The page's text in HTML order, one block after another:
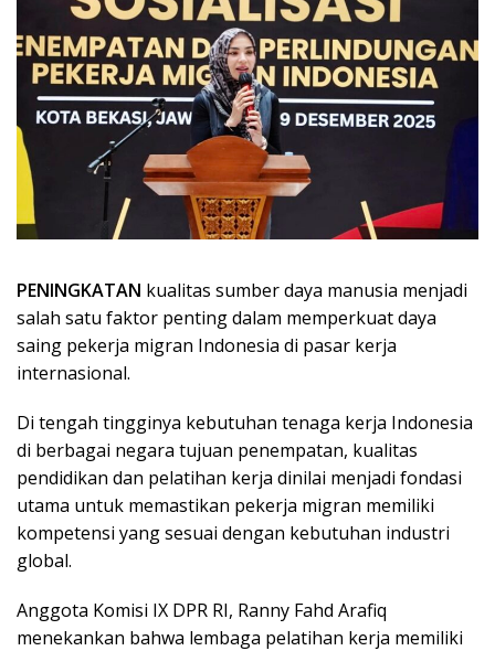
PENINGKATAN kualitas sumber daya manusia menjadi
salah satu faktor penting dalam memperkuat daya
saing pekerja migran Indonesia di pasar kerja
internasional.
Di tengah tingginya kebutuhan tenaga kerja Indonesia
di berbagai negara tujuan penempatan, kualitas
pendidikan dan pelatihan kerja dinilai menjadi fondasi
utama untuk memastikan pekerja migran memiliki
kompetensi yang sesuai dengan kebutuhan industri
global.
Anggota Komisi IX DPR RI, Ranny Fahd Arafiq
menekankan bahwa lembaga pelatihan kerja memiliki